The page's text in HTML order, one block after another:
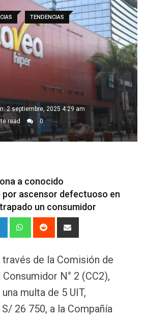
TENDENCIAS
2 septiembre, 2025 4:29 am
read 0
a conocido
ascensor defectuoso en
un consumidor
LinkedInWhatsapp
Reddit
via
través de la Comisión de
N° 2 (CC2),
multa de 5 UIT,
26 750, a la Compañía